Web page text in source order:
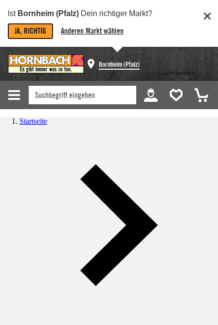
Ist Bornheim (Pfalz) Dein richtiger Markt?
JA, RICHTIG Anderen Markt wählen
Bornheim (Pfalz)
Startseite